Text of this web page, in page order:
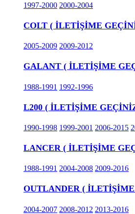
1997-2000 2000-2004
COLT ( İLETİŞİME
2005-2009 2009-2012
GALANT ( İLETİŞİME
1988-1991 1992-1996
L200 ( İLETİŞİME
1990-1998 1999-2001 2006-2015
LANCER ( İLETİŞİME
1988-1991 2004-2008 2009-2016
OUTLANDER (
2004-2007 2008-2012 2013-2016